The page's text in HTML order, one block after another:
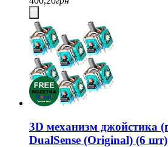
3D механизм джойстика
DualSense (Original) (6 шт)